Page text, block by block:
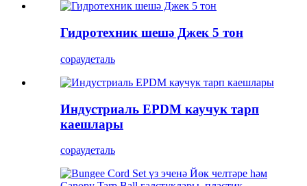
Гидротехник шешә Джек 5 тон
сораудеталь
Индустриаль EPDM каучук тарп
каешлары
сораудеталь